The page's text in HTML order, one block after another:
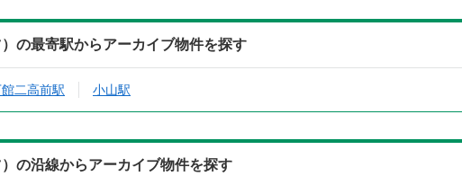
の最寄駅からアーカイブ物件を探す
二高前駅 小山駅
の沿線からアーカイブ物件を探す